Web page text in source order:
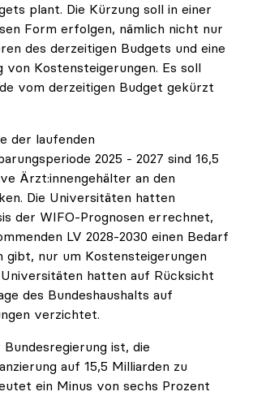
plant. Die Kürzung soll in einer
Form erfolgen, nämlich nicht nur
des derzeitigen Budgets und eine
Kostensteigerungen. Es soll
vom derzeitigen Budget gekürzt
der laufenden
2025 - 2027 sind 16,5
Ärzt:innengehälter an den
Die Universitäten hatten
der WIFO-Prognosen errechnet,
LV 2028-2030 einen Bedarf
gibt, nur um Kostensteigerungen
Universitäten hatten auf Rücksicht
des Bundeshaushalts auf
verzichtet.
ist, die
auf 15,5 Milliarden zu
ein Minus von sechs Prozent